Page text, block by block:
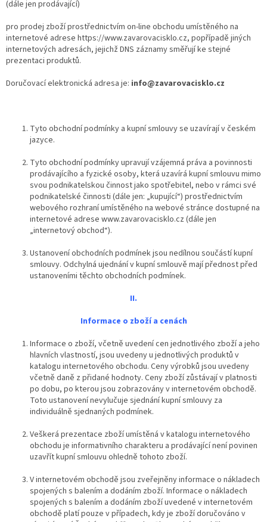
(dále jen prodávající)
pro prodej zboží prostřednictvím on-line obchodu umístěného na
internetové adrese https://www.zavarovacisklo.cz, popřípadě jiných
internetových adresách, jejichž DNS záznamy směřují ke stejné
prezentaci produktů.
Doručovací elektronická adresa je: info@zavarovacisklo.cz
Tyto obchodní podmínky a kupní smlouvy se uzavírajív českém
jazyce.
Tyto obchodní podmínky upravují vzájemná práva a povinnosti
prodávajícího a fyzické osoby, která uzavírá kupní smlouvu mimo
svou podnikatelskou činnost jako spotřebitel, nebo v rámci své
podnikatelské činnosti (dále jen: „kupující“) prostřednictvím
webového rozhraní umístěného na webové stránce dostupné na
internetové adrese www.zavarovacisklo.cz (dále jen
„internetový obchod“).
Ustanovení obchodních podmínek jsou nedílnou součástí kupní
smlouvy. Odchylná ujednání v kupní smlouvě mají přednost před
ustanoveními těchto obchodních podmínek.
II.
Informace o zboží a cenách
Informace o zboží, včetně uvedení cen jednotlivého zboží a jeho
hlavních vlastností, jsou uvedeny u jednotlivých produktů v
katalogu internetového obchodu. Ceny výrobků jsou uvedeny
včetně daně z přidané hodnoty. Ceny zboží zůstávají v platnosti
po dobu, po kterou jsou zobrazovány v internetovém obchodě.
Toto ustanovení nevylučuje sjednání kupní smlouvy za
individuálně sjednaných podmínek.
Veškerá prezentace zboží umístěná v katalogu internetového
obchodu je informativního charakteru a prodávající není povinen
uzavřít kupní smlouvu ohledně tohoto zboží.
V internetovém obchodě jsou zveřejněny informace o nákladech
spojených s balením a dodáním zboží. Informace o nákladech
spojených s balením a dodáním zboží uvedené v internetovém
obchodě platí pouze v případech, kdy je zboží doručováno v